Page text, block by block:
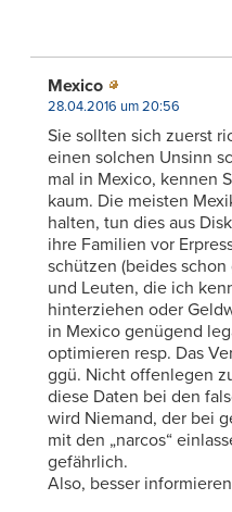
Mexico
28.04.2016 um 20:56
Sie sollten sich zuerst
einen solchen Unsinn
mal in Mexico, kennen
kaum. Die meisten
halten, tun dies aus
ihre Familien vor
schützen (beides
und Leuten, die ich
hinterziehen oder
in Mexico genügend
optimieren resp. Das
ggü. Nicht offenlegen
diese Daten bei den
wird Niemand, der bei
mit den „narcos“
gefährlich.
Also, besser